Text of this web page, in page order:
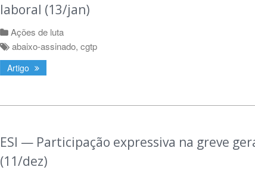
laboral (13/jan)
Ações de luta
abaixo-assinado, cgtp
Artigo
ESI — Participação expressiva na greve
(11/dez)